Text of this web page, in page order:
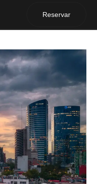
Reservar